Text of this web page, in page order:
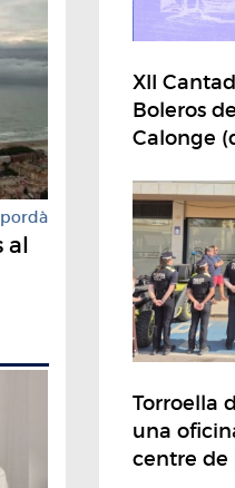
al
XII
Boleros
Calonge
Torroella
una
centre de